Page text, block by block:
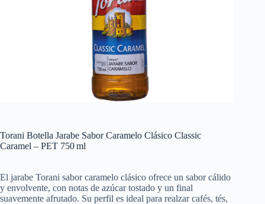
Torani Botella Jarabe Sabor Caramelo Clásico Classic
Caramel – PET 750 ml
El jarabe Torani sabor caramelo clásico ofrece un sabor cálido
y envolvente, con notas de azúcar tostado y un final
suavemente afrutado. Su perfil es ideal para realzar cafés, tés,